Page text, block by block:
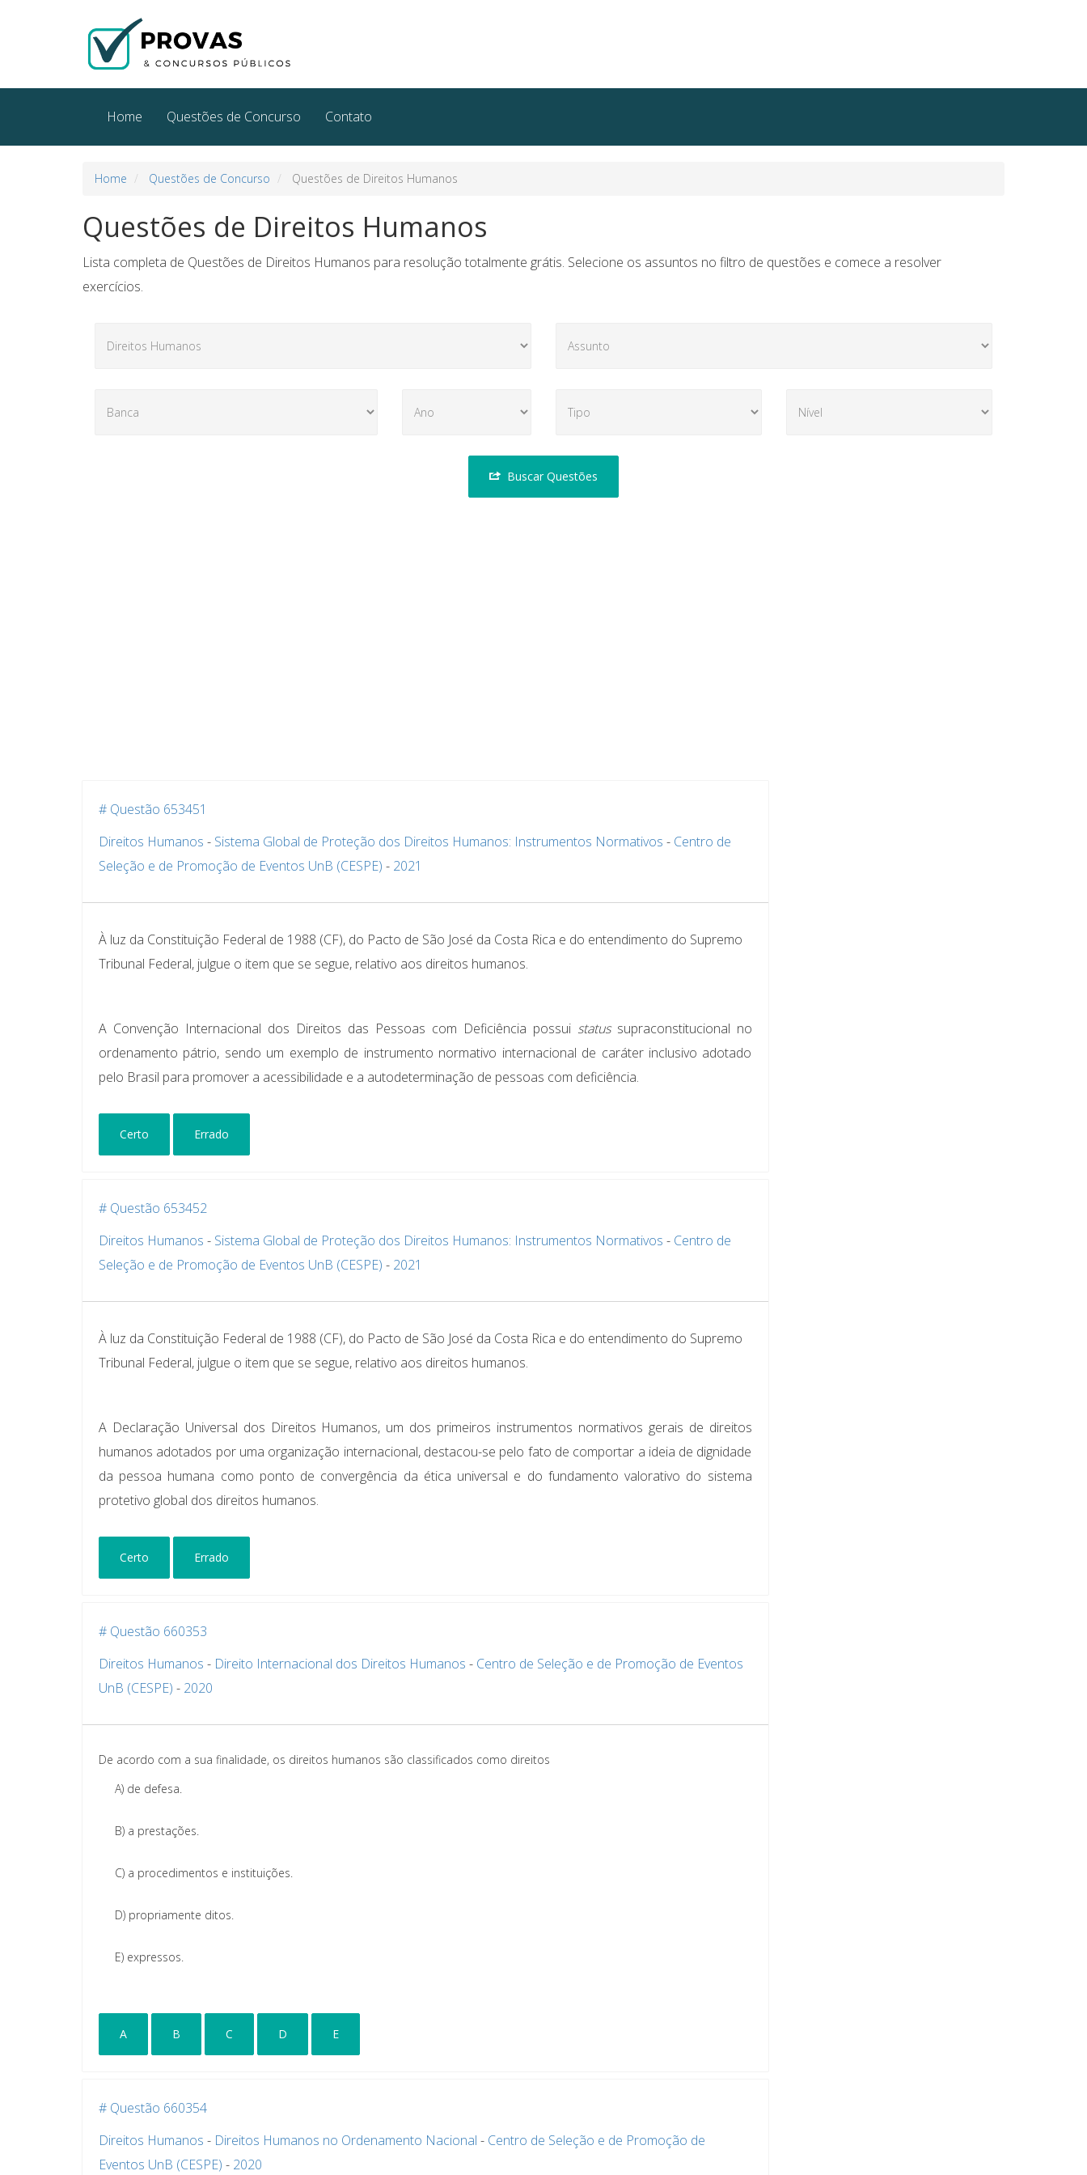
Home Questões de Concurso Contato
Home Questões de Concurso Questões de Direitos Humanos
Questões de Direitos Humanos
Lista completa de Questões de Direitos Humanos para resolução totalmente grátis. Selecione os assuntos no filtro de questões e comece a resolver
exercícios.
Buscar Questões
# Questão 653451
Direitos Humanos - Sistema Global de Proteção dos Direitos Humanos: Instrumentos Normativos - Centro de
Seleção e de Promoção de Eventos UnB (CESPE) - 2021
À luz da Constituição Federal de 1988 (CF), do Pacto de São José da Costa Rica e do entendimento do Supremo
Tribunal Federal, julgue o item que se segue, relativo aos direitos humanos.
A Convenção Internacional dos Direitos das Pessoas com Deficiência possuistatussupraconstitucional no
ordenamento pátrio, sendo um exemplo de instrumento normativo internacional de caráter inclusivo adotado
pelo Brasil para promover a acessibilidade e a autodeterminação de pessoas com deficiência.
Certo Errado
# Questão 653452
Direitos Humanos - Sistema Global de Proteção dos Direitos Humanos: Instrumentos Normativos - Centro de
Seleção e de Promoção de Eventos UnB (CESPE) - 2021
À luz da Constituição Federal de 1988 (CF), do Pacto de São José da Costa Rica e do entendimento do Supremo
Tribunal Federal, julgue o item que se segue, relativo aos direitos humanos.
A Declaração Universal dos Direitos Humanos, um dos primeiros instrumentos normativos gerais de direitos
humanos adotados por uma organização internacional, destacou-se pelo fato de comportar a ideia de dignidade
da pessoa humana como ponto de convergência da ética universal e do fundamento valorativo do sistema
protetivo global dos direitos humanos.
Certo Errado
# Questão 660353
Direitos Humanos - Direito Internacional dos Direitos Humanos - Centro de Seleção e de Promoção de Eventos
UnB (CESPE) - 2020
De acordo com a sua finalidade, os direitos humanos são classificados como direitos
A) de defesa.
B) a prestações.
C) a procedimentos e instituições.
D) propriamente ditos.
E) expressos.
A B C D E
# Questão 660354
Direitos Humanos - Direitos Humanos no Ordenamento Nacional - Centro de Seleção e de Promoção de
Eventos UnB (CESPE) - 2020